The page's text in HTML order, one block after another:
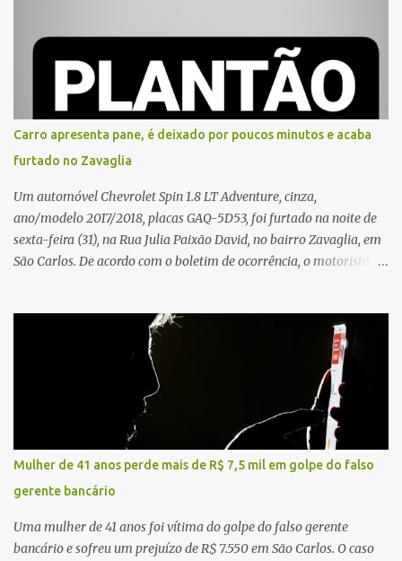
proximidades. Ainda conforme o registro policial, a vítima relatou
que, ao receber a entrega, voltou a ser ofendida com palavras de
baixo calão e insultos. Ela informou à Polícia Civil que mora
sozinha e que se sentiu ameaçada, coagida e humilhada com a
situação. Fonte: São Carlos Agora
Carro apresenta pane, é deixado por poucos minutos e acaba
furtado no Zavaglia
Um automóvel Chevrolet Spin 1.8 LT Adventure, cinza,
ano/modelo 2017/2018, placas GAQ-5D53, foi furtado na noite de
sexta-feira (31), na Rua Julia Paixão David, no bairro Zavaglia, em
São Carlos. De acordo com o boletim de ocorrência, o motorista
partida. Ainda segundo o registro policial, o condutor estacionou o
carro, certificou-se de que todas as portas estavam trancadas,
permaneceu com a chave de ignição e se ausentou do local por
cerca de dez minutos para buscar ajuda. Ao retornar, constatou
que o automóvel havia desaparecido. A vítima realizou buscas
pelas imediações, mas não conseguiu localizar o veículo.
Conforme o boletim, um menino de aproximadamente 10 anos
relatou ter visto a Spin passando pelo local fazendo um forte ruído,
característica compatível com o problema mecânico que o veículo
já apresentava antes do furto. O carro possui seguro e, segundo a
v...
Mulher de 41 anos perde mais de R$ 7,5 mil em golpe do falso
gerente bancário
Uma mulher de 41 anos foi vítima do golpe do falso gerente
bancário e sofreu um prejuízo de R$ 7.550 em São Carlos. O caso